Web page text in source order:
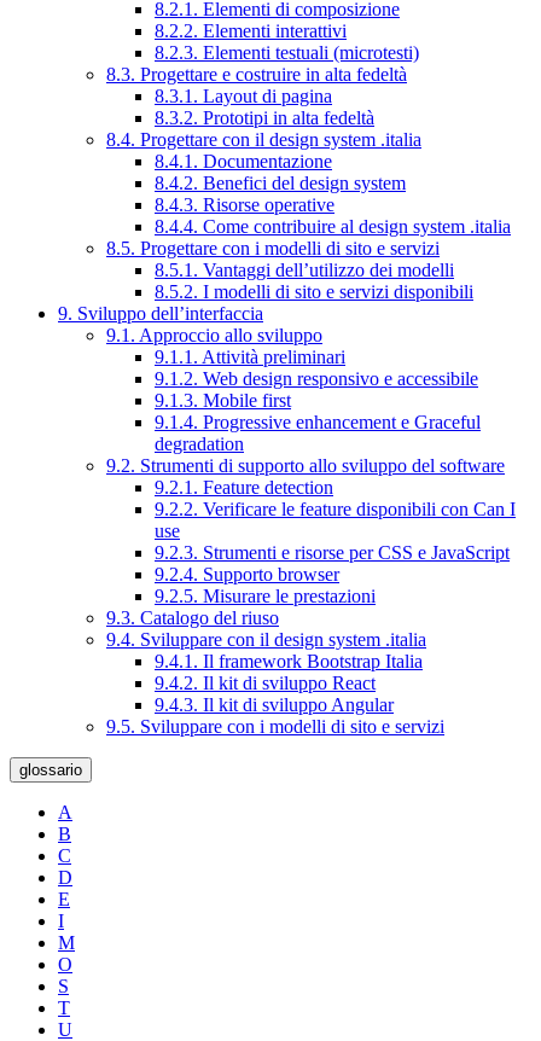
8.2.1. Elementi di composizione
8.2.2. Elementi interattivi
8.2.3. Elementi testuali (microtesti)
8.3. Progettare e costruire in alta fedeltà
8.3.1. Layout di pagina
8.3.2. Prototipi in alta fedeltà
8.4. Progettare con il design system .italia
8.4.1. Documentazione
8.4.2. Benefici del design system
8.4.3. Risorse operative
8.4.4. Come contribuire al design system .italia
8.5. Progettare con i modelli di sito e servizi
8.5.1. Vantaggi dell’utilizzo dei modelli
8.5.2. I modelli di sito e servizi disponibili
9. Sviluppo dell’interfaccia
9.1. Approccio allo sviluppo
9.1.1. Attività preliminari
9.1.2. Web design responsivo e accessibile
9.1.3. Mobile first
9.1.4. Progressive enhancement e Graceful
degradation
9.2. Strumenti di supporto allo sviluppo del software
9.2.1. Feature detection
9.2.2. Verificare le feature disponibili con Can I
use
9.2.3. Strumenti e risorse per CSS e JavaScript
9.2.4. Supporto browser
9.2.5. Misurare le prestazioni
9.3. Catalogo del riuso
9.4. Sviluppare con il design system .italia
9.4.1. Il framework Bootstrap Italia
9.4.2. Il kit di sviluppo React
9.4.3. Il kit di sviluppo Angular
9.5. Sviluppare con i modelli di sito e servizi
glossario
A
B
C
D
E
I
M
O
S
T
U